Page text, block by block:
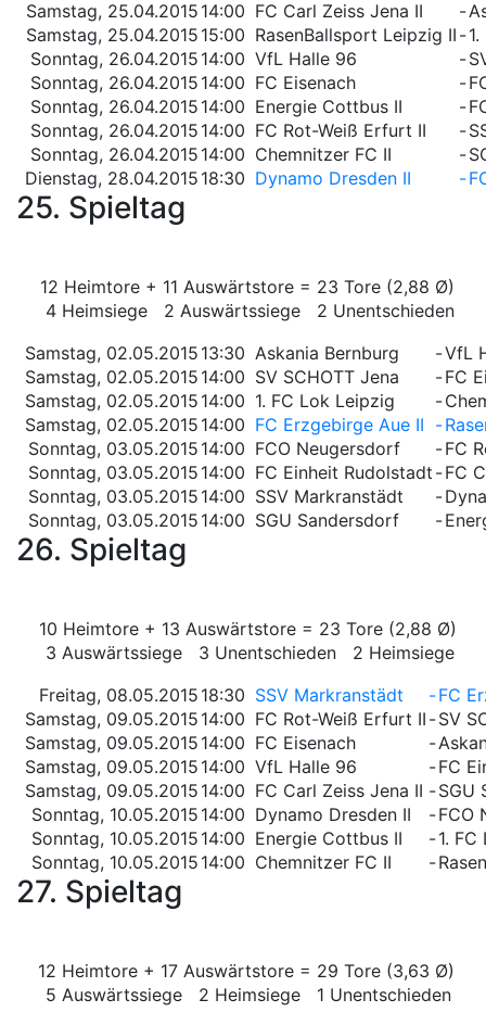
Samstag, 25.04.2015 14:00 FC Carl Zeiss Jena II -
Samstag, 25.04.2015 15:00 RasenBallsport Leipzig II -
Sonntag, 26.04.2015 14:00 VfL Halle 96 -
Sonntag, 26.04.2015 14:00 FC Eisenach -
Sonntag, 26.04.2015 14:00 Energie Cottbus II -
Sonntag, 26.04.2015 14:00 FC Rot-Weiß Erfurt II -
Sonntag, 26.04.2015 14:00 Chemnitzer FC II -
Dienstag, 28.04.2015 18:30 Dynamo Dresden II -
25. Spieltag
12 Heimtore + 11 Auswärtstore = 23 Tore (2,88 Ø)
4 Heimsiege 2 Auswärtssiege 2 Unentschieden
Samstag, 02.05.2015 13:30 Askania Bernburg -VfL
Samstag, 02.05.2015 14:00 SV SCHOTT Jena -FC
Samstag, 02.05.2015 14:00 1. FC Lok Leipzig -
Samstag, 02.05.2015 14:00 FC Erzgebirge Aue II -
Sonntag, 03.05.2015 14:00 FCO Neugersdorf -FC
Sonntag, 03.05.2015 14:00 FC Einheit Rudolstadt -FC
Sonntag, 03.05.2015 14:00 SSV Markranstädt -
Sonntag, 03.05.2015 14:00 SGU Sandersdorf -
26. Spieltag
10 Heimtore + 13 Auswärtstore = 23 Tore (2,88 Ø)
3 Auswärtssiege 3 Unentschieden 2 Heimsiege
Freitag, 08.05.2015 18:30 SSV Markranstädt -FC
Samstag, 09.05.2015 14:00 FC Rot-Weiß Erfurt II -SV
Samstag, 09.05.2015 14:00 FC Eisenach -
Samstag, 09.05.2015 14:00 VfL Halle 96 -FC
Samstag, 09.05.2015 14:00 FC Carl Zeiss Jena II -SGU
Sonntag, 10.05.2015 14:00 Dynamo Dresden II -FCO
Sonntag, 10.05.2015 14:00 Energie Cottbus II -1.
Sonntag, 10.05.2015 14:00 Chemnitzer FC II -
27. Spieltag
12 Heimtore + 17 Auswärtstore = 29 Tore (3,63 Ø)
5 Auswärtssiege 2 Heimsiege 1 Unentschieden